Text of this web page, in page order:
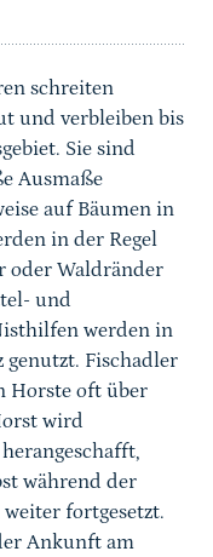
schreiten
und verbleiben bis
Sie sind
Ausmaße
auf Bäumen in
in der Regel
oder Waldränder
und
werden in
genutzt. Fischadler
Horste oft über
wird
während der
fortgesetzt.
Ankunft am